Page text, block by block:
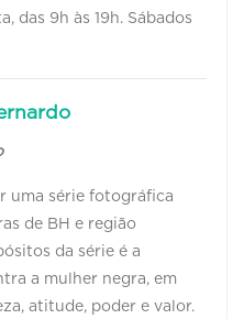
das 9h às 19h. Sábados
uma série fotográfica
de BH e região
da série é a
a mulher negra, em
atitude, poder e valor.